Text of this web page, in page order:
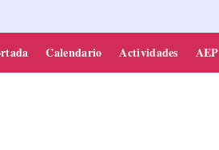
Calendario Actividades AEP